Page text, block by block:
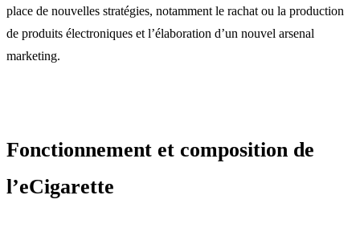
place de nouvelles stratégies, notamment le rachat ou la production
de produits électroniques et l’élaboration d’un nouvel arsenal
marketing.
Fonctionnement et composition de
l’eCigarette